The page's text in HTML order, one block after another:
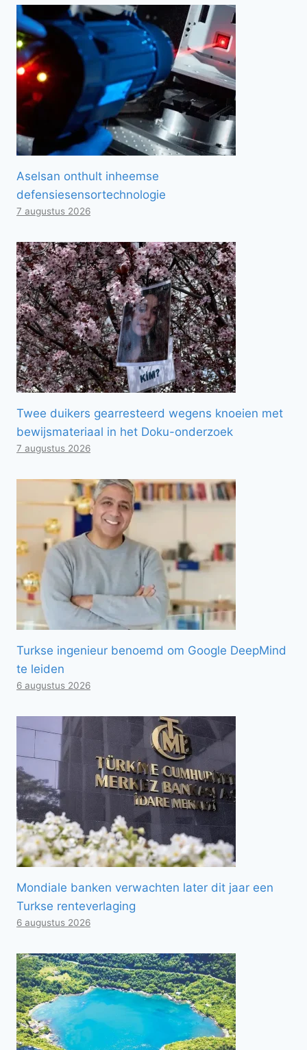
Aselsan onthult inheemse
defensiesensortechnologie
7 augustus 2026
Twee duikers gearresteerd wegens knoeien met
bewijsmateriaal in het Doku-onderzoek
7 augustus 2026
Turkse ingenieur benoemd om Google DeepMind
te leiden
6 augustus 2026
Mondiale banken verwachten later dit jaar een
Turkse renteverlaging
6 augustus 2026